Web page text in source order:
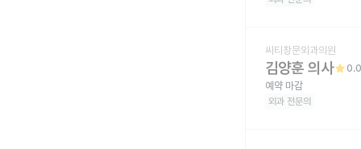
씨티창문외과의원
김양훈 의사star0.0
예약 마감
외과 전문의